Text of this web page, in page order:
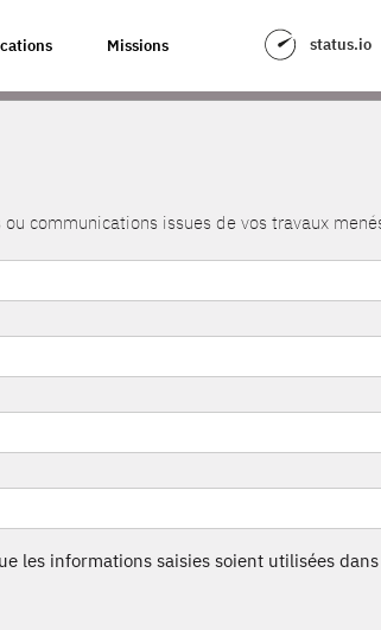
Missions status.io
communications issues de vos travaux
les informations saisies soient utilisées